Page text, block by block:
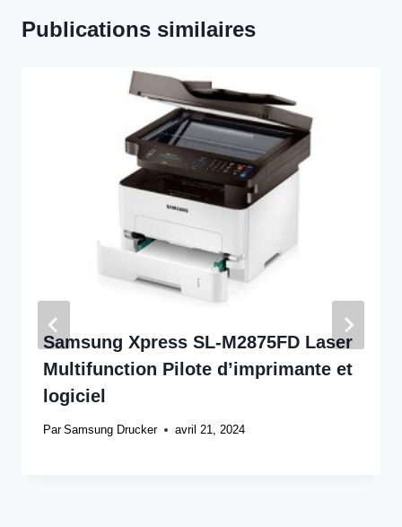
Publications similaires
Samsung Xpress SL-M2875FD Laser
Multifunction Pilote d’imprimante et
logiciel
Par Samsung Drucker avril 21, 2024